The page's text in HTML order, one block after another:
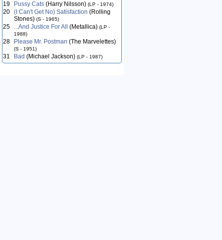
19 Pussy Cats (Harry Nilsson) (LP - 1974)
20 (I Can't Get No) Satisfaction (Rolling
Stones) (S - 1965)
25 ...And Justice For All (Metallica) (LP -
1988)
28 Please Mr. Postman (The Marvelettes)
(S - 1951)
31 Bad (Michael Jackson) (LP - 1987)